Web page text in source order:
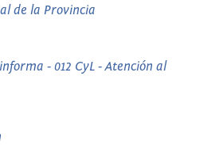
de la Provincia
- 012 CyL - Atención al